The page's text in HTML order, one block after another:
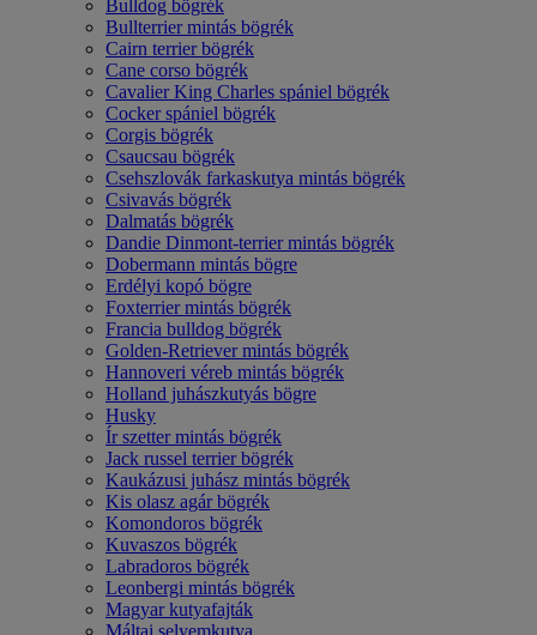
Bulldog bögrék
Bullterrier mintás bögrék
Cairn terrier bögrék
Cane corso bögrék
Cavalier King Charles spániel bögrék
Cocker spániel bögrék
Corgis bögrék
Csaucsau bögrék
Csehszlovák farkaskutya mintás bögrék
Csivavás bögrék
Dalmatás bögrék
Dandie Dinmont-terrier mintás bögrék
Dobermann mintás bögre
Erdélyi kopó bögre
Foxterrier mintás bögrék
Francia bulldog bögrék
Golden-Retriever mintás bögrék
Hannoveri véreb mintás bögrék
Holland juhászkutyás bögre
Husky
Ír szetter mintás bögrék
Jack russel terrier bögrék
Kaukázusi juhász mintás bögrék
Kis olasz agár bögrék
Komondoros bögrék
Kuvaszos bögrék
Labradoros bögrék
Leonbergi mintás bögrék
Magyar kutyafajták
Máltai selyemkutya